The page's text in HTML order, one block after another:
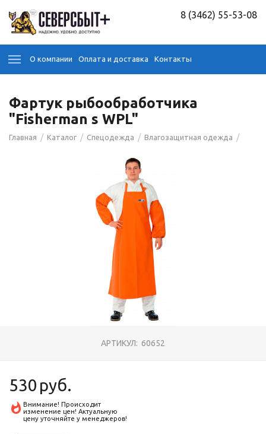
8 (3462) 55-53-08
О компании Оплата и доставка Контакты
Фартук рыбообработчика
"Fisherman s WPL"
Главная / Каталог / Спецодежда / Влагозащитная одежда /
АРТИКУЛ: 60652
530 руб.
Внимание! Происходит
изменение цен! Актуальную
цену уточняйте у менеджеров!